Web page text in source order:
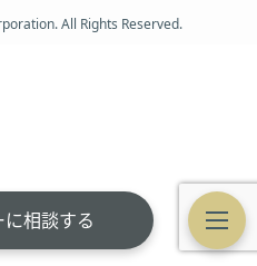
相談する
All Rights Reserved.